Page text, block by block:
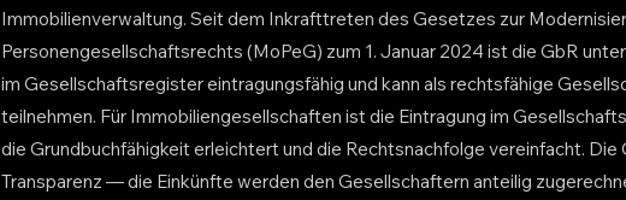
Immobilienverwaltung. Seit dem Inkrafttreten des Gesetzes zur
Personengesellschaftsrechts (MoPeG) zum 1. Januar 2024 ist die GbR
im Gesellschaftsregister eintragungsfähig und kann als rechtsfähige
teilnehmen. Für Immobiliengesellschaften ist die Eintragung im
die Grundbuchfähigkeit erleichtert und die Rechtsnachfolge vereinfacht.
Transparenz — die Einkünfte werden den Gesellschaftern anteilig